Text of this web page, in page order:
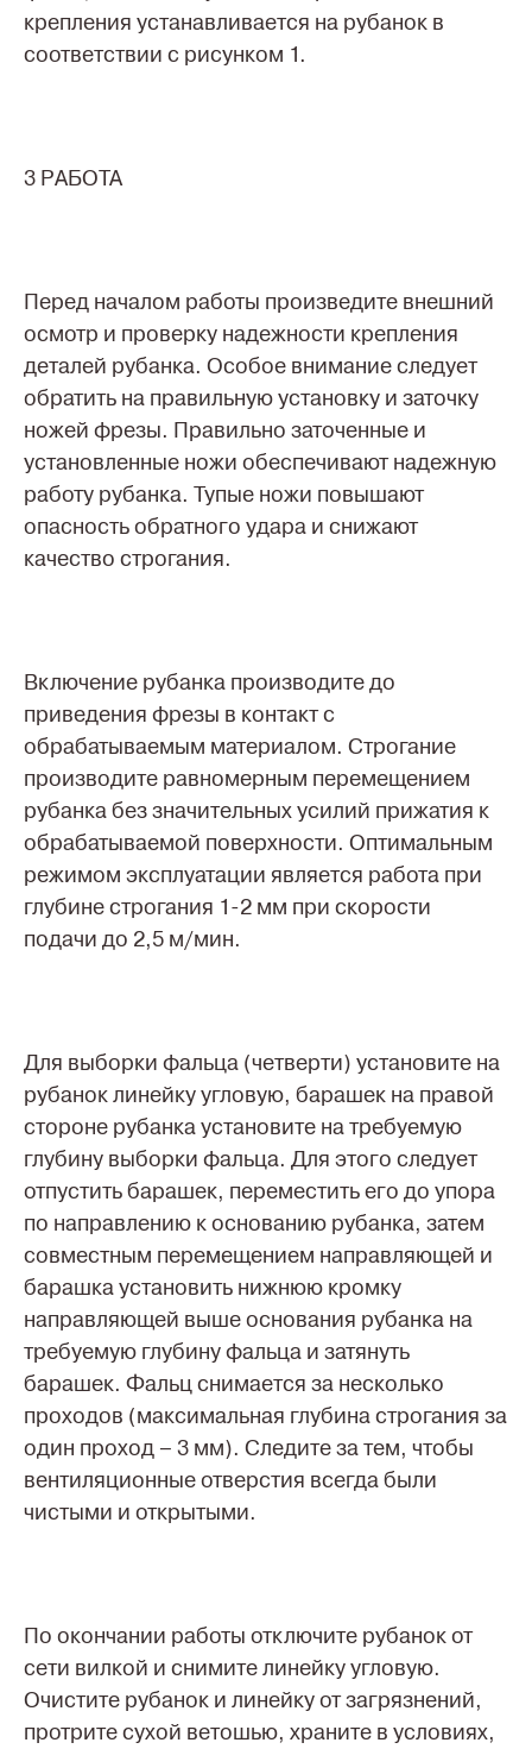
крепления устанавливается на рубанок в
соответствии с рисунком 1.
3 РАБОТА
Перед началом работы произведите внешний
осмотр и проверку надежности крепления
деталей рубанка. Особое внимание следует
обратить на правильную установку и заточку
ножей фрезы. Правильно заточенные и
установленные ножи обеспечивают надежную
работу рубанка. Тупые ножи повышают
опасность обратного удара и снижают
качество строгания.
Включение рубанка производите до
приведения фрезы в контакт с
обрабатываемым материалом. Строгание
производите равномерным перемещением
рубанка без значительных усилий прижатия к
обрабатываемой поверхности. Оптимальным
режимом эксплуатации является работа при
глубине строгания 1-2 мм при скорости
подачи до 2,5 м/мин.
Для выборки фальца (четверти) установите на
рубанок линейку угловую, барашек на правой
стороне рубанка установите на требуемую
глубину выборки фальца. Для этого следует
отпустить барашек, переместить его до упора
по направлению к основанию рубанка, затем
совместным перемещением направляющей и
барашка установить нижнюю кромку
направляющей выше основания рубанка на
требуемую глубину фальца и затянуть
барашек. Фальц снимается за несколько
проходов (максимальная глубина строгания за
один проход – 3 мм). Следите за тем, чтобы
вентиляционные отверстия всегда были
чистыми и открытыми.
По окончании работы отключите рубанок от
сети вилкой и снимите линейку угловую.
Очистите рубанок и линейку от загрязнений,
протрите сухой ветошью, храните в условиях,